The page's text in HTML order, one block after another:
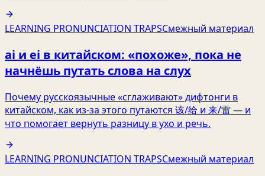
LEARNING PRONUNCIATION TRAPSСмежный материал
ai и ei в китайском: «похоже», пока не
начнёшь путать слова на слух
Почему русскоязычные «сглаживают» дифтонги в
китайском, как из-за этого путаются 该/给 и 来/雷 — и
что помогает вернуть разницу в ухо и речь.
LEARNING PRONUNCIATION TRAPSСмежный материал